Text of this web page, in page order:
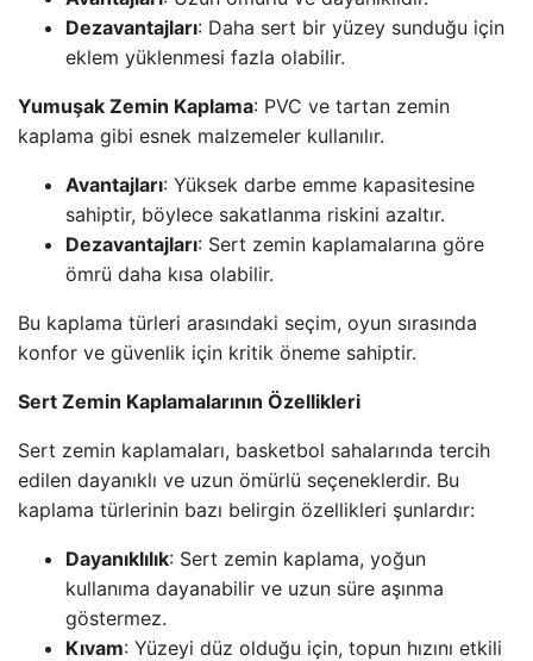
Dezavantajları: Daha sert bir yüzey sunduğu için
eklem yüklenmesi fazla olabilir.
Yumuşak Zemin Kaplama: PVC ve tartan zemin
kaplama gibi esnek malzemeler kullanılır.
Avantajları: Yüksek darbe emme kapasitesine
sahiptir, böylece sakatlanma riskini azaltır.
Dezavantajları: Sert zemin kaplamalarına göre
ömrü daha kısa olabilir.
Bu kaplama türleri arasındaki seçim, oyun sırasında
konfor ve güvenlik için kritik öneme sahiptir.
Sert Zemin Kaplamalarının Özellikleri
Sert zemin kaplamaları, basketbol sahalarında tercih
edilen dayanıklı ve uzun ömürlü seçeneklerdir. Bu
kaplama türlerinin bazı belirgin özellikleri şunlardır:
Dayanıklılık: Sert zemin kaplama, yoğun
kullanıma dayanabilir ve uzun süre aşınma
göstermez.
Kıvam: Yüzeyi düz olduğu için, topun hızını etkili